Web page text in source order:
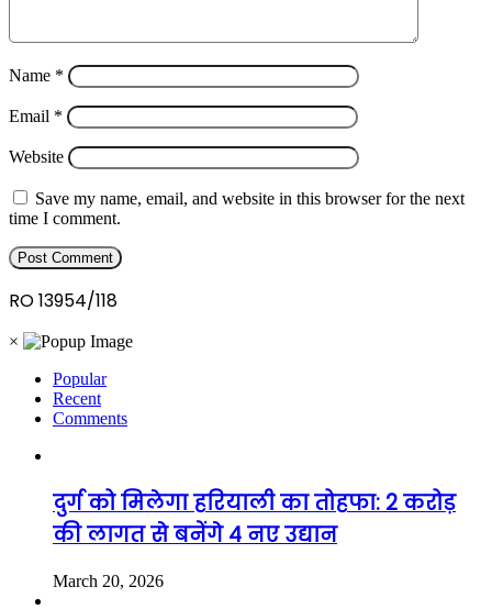
Name *
Email *
Website
Save my name, email, and website in this browser for the next
time I comment.
RO 13954/118
×
Popular
Recent
Comments
दुर्ग को मिलेगा हरियाली का तोहफा: 2 करोड़
की लागत से बनेंगे 4 नए उद्यान
March 20, 2026